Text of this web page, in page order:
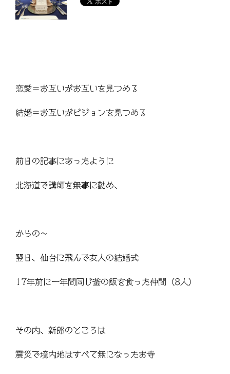
恋愛＝お互いがお互いを見つめる
結婚＝お互いがビジョンを見つめる
前日の記事にあったように
北海道で講師を無事に勤め、
からの～
翌日、仙台に飛んで友人の結婚式
17年前に一年間同じ釜の飯を食った仲間（8 人）
その内、新郎のところは
震災で境内地はすべて無になったお寺